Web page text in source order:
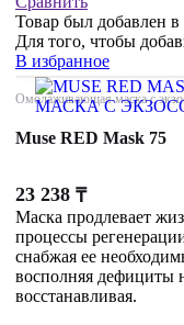
Товар был добавлен в
Для того, чтобы
В избранное
Омолаживающая маска с
Muse RED Mask 75
23 238 ₸
Маска продлевает
процессы
снабжая ее
восполняя дефициты
восстанавливая.